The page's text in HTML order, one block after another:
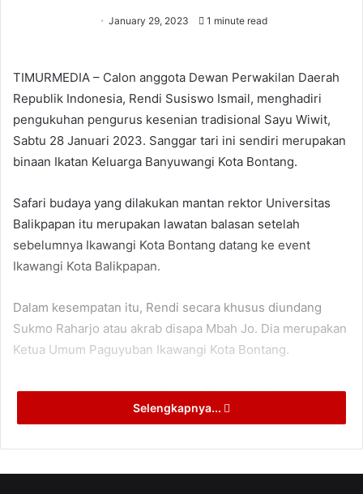
January 29, 2023 1 minute read
TIMURMEDIA – Calon anggota Dewan Perwakilan Daerah
Republik Indonesia, Rendi Susiswo Ismail, menghadiri
pengukuhan pengurus kesenian tradisional Sayu Wiwit,
Sabtu 28 Januari 2023. Sanggar tari ini sendiri merupakan
binaan Ikatan Keluarga Banyuwangi Kota Bontang.
Safari budaya yang dilakukan mantan rektor Universitas
Balikpapan itu merupakan lawatan balasan setelah
sebelumnya Ikawangi Kota Bontang datang ke event
Ikawangi Kota Balikpapan.
Dalam kesempatan itu, Rendi secara khusus diundang
Sukmo Raharjo atau akrab disapa Mbah Jo. Dia merupakan
Ketua Umum Paguyuban Ikawangi Kota Bontang.
Pelbagai rangkaian acara digelar. Diantaranya
menampilkan kesenian asli Banyuwangi seperti gandrung
Hadir dalam momen itu Walikota Bontang Basri Rasse,
Selengkapnya...